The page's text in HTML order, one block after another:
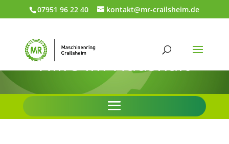
07951 96 22 40 kontakt@mr-crailsheim.de
Hilfe im Haushalt